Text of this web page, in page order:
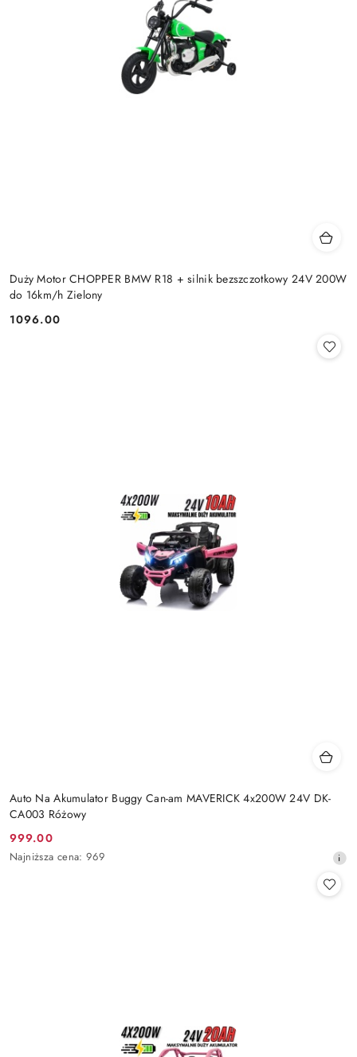
Duży Motor CHOPPER BMW R18 + silnik bezszczotkowy 24V 200W
do 16km/h Zielony
Cena:
1096.00
Auto Na Akumulator Buggy Can-am MAVERICK 4x200W 24V DK-
CA003 Różowy
Cena
promocyjna:
999.00
Najniższa
Najniższa cena: 969